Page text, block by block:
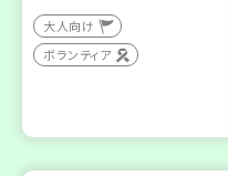
大人向け
ボランティア